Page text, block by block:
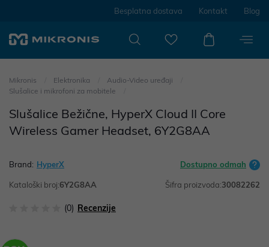
Besplatna dostava Kontakt Blog
Mikronis Elektronika
Audio-Video uređaji
Slušalice i mikrofoni za mobitele
Slušalice Bežične, HyperX Cloud II Core
Wireless Gamer Headset, 6Y2G8AA
Brand: HyperX Dostupno odmah
Kataloški broj:6Y2G8AA Šifra proizvoda:30082262
(0) Recenzije